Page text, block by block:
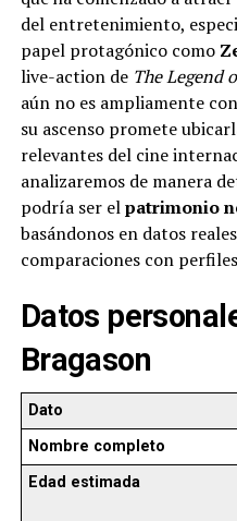
del entretenimiento,
papel protagónico como
live-action de The Legend
aún no es ampliamente
su ascenso promete
relevantes del cine
analizaremos de manera
podría ser elpatrimonio
basándonos en datos
comparaciones con
Datos
Bragason
Dato
Nombre completo
Edad estimada